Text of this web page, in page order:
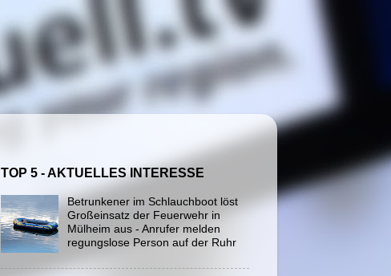
TOP 5 - AKTUELLES INTERESSE
Betrunkener im Schlauchboot löst
Großeinsatz der Feuerwehr in
Mülheim aus - Anrufer melden
regungslose Person auf der Ruhr